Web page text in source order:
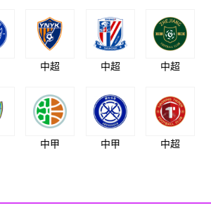
中超 中超 中超
中甲 中甲 中超